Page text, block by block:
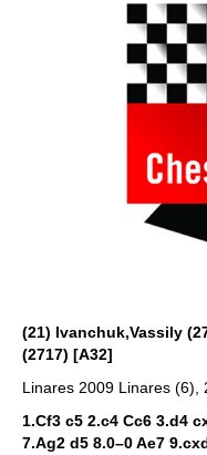
(21) Ivanchuk,Vassily
(2717) [A32]
Linares 2009 Linares (6),
1.Cf3 c5 2.c4 Cc6 3.d4
7.Ag2 d5 8.0–0 Ae7